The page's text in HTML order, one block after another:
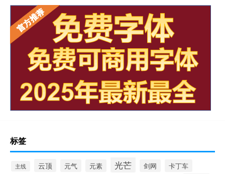
标签
主线 云顶 元气 元素 光芒 剑网
卡丁车